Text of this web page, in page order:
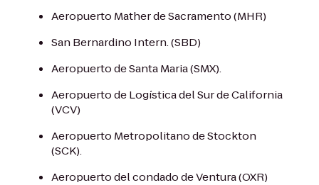
Aeropuerto Mather de Sacramento (MHR)
San Bernardino Intern. (SBD)
Aeropuerto de Santa Maria (SMX).
Aeropuerto de Logística del Sur de California
(VCV)
Aeropuerto Metropolitano de Stockton
(SCK).
Aeropuerto del condado de Ventura (OXR)